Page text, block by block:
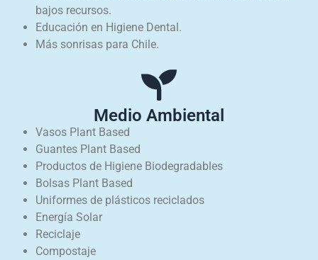
bajos recursos.
Educación en Higiene Dental.
Más sonrisas para Chile.
Medio Ambiental
Vasos Plant Based
Guantes Plant Based
Productos de Higiene Biodegradables
Bolsas Plant Based
Uniformes de plásticos reciclados
Energía Solar
Reciclaje
Compostaje